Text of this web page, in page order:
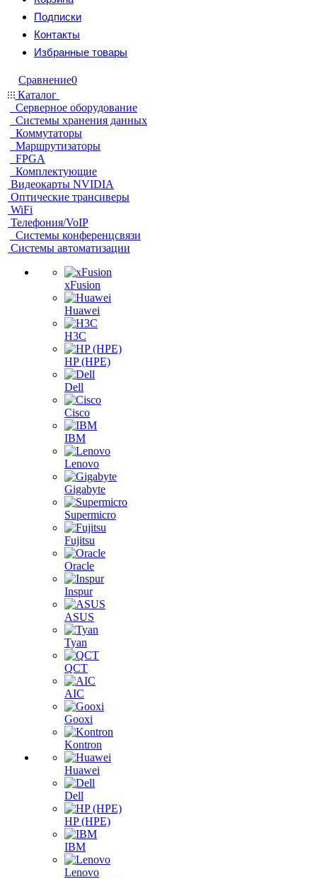
Подписки
Контакты
Избранные товары
Сравнение0
Каталог
Серверное оборудование
Системы хранения данных
Коммутаторы
Маршрутизаторы
FPGA
Комплектующие
Видеокарты NVIDIA
Оптические трансиверы
WiFi
Телефония/VoIP
Системы конференцсвязи
Системы автоматизации
xFusion
Huawei
H3C
HP (HPE)
Dell
Cisco
IBM
Lenovo
Gigabyte
Supermicro
Fujitsu
Oracle
Inspur
ASUS
Tyan
QCT
AIC
Gooxi
Kontron
Huawei
Dell
HP (HPE)
IBM
Lenovo